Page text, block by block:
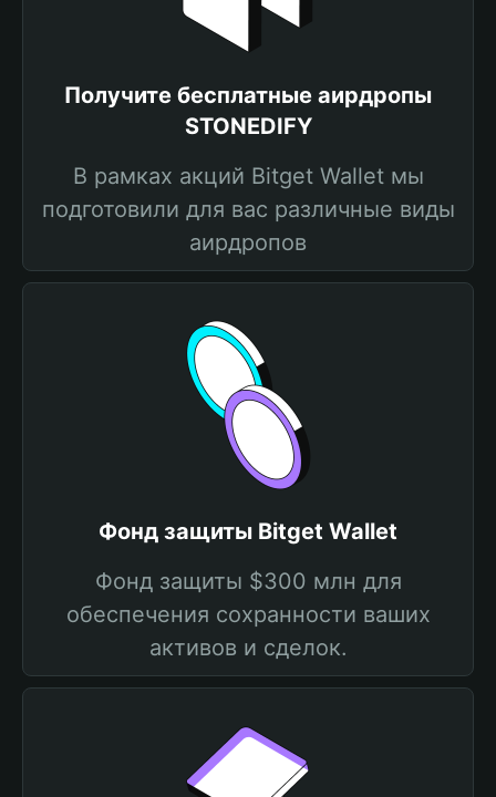
Получите бесплатные аирдропы
STONEDIFY
В рамках акций Bitget Wallet мы
подготовили для вас различные виды
аирдропов
Фонд защиты Bitget Wallet
Фонд защиты $300 млн для
обеспечения сохранности ваших
активов и сделок.